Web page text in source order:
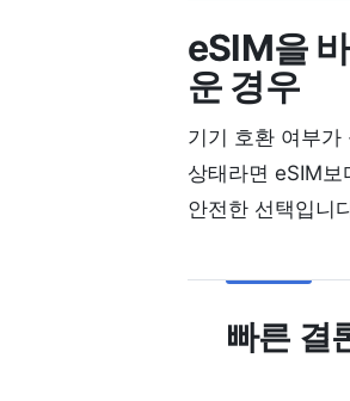
eSIM을
운 경우
기기 호환 여부가
상태라면 eSIM
안전한 선택입니
빠른 결